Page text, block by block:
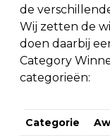
de
Wij zetten de
doen daarbij
Category
categorieën:
Categorie